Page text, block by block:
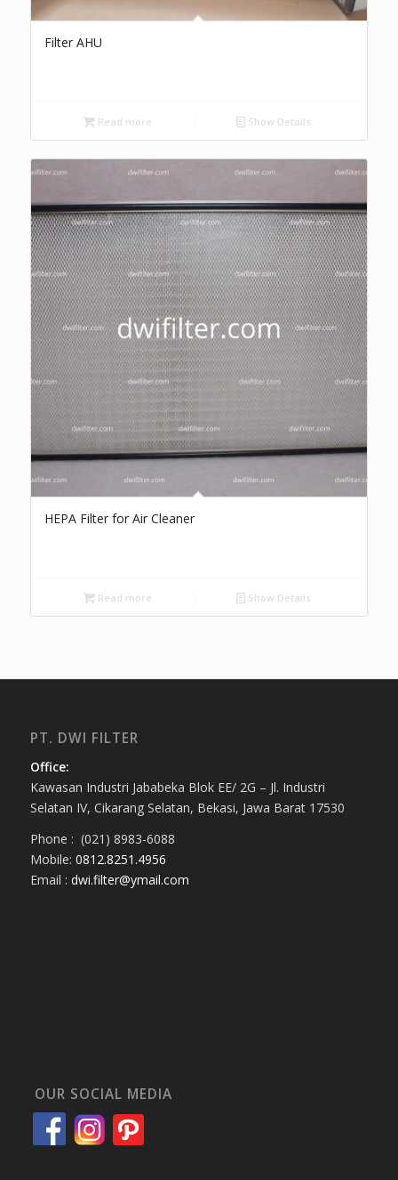
Filter AHU
Read more Show Details
HEPA Filter for Air Cleaner
Read more Show Details
PT. DWI FILTER
Office:
Kawasan Industri Jababeka Blok EE/ 2G – Jl. Industri
Selatan IV, Cikarang Selatan, Bekasi, Jawa Barat 17530
Phone : (021) 8983-6088
Mobile: 0812.8251.4956
Email : dwi.filter@ymail.com
OUR SOCIAL MEDIA